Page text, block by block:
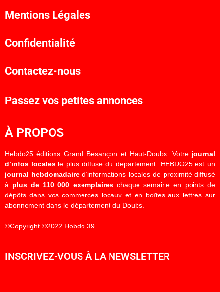
Mentions Légales
Confidentialité
Contactez-nous
Passez vos petites annonces
À PROPOS
Hebdo25 éditions Grand Besançon et Haut-Doubs. Votre journal
d’infos localesle plus diffusé du département. HEBDO25 est un
journal hebdomadaired’informations locales de proximité diffusé
à plus de 110 000 exemplaireschaque semaine en points de
dépôts dans vos commerces locaux et en boîtes aux lettres sur
abonnement dans le département du Doubs.
©Copyright ©2022 Hebdo 39
INSCRIVEZ-VOUS À LA NEWSLETTER